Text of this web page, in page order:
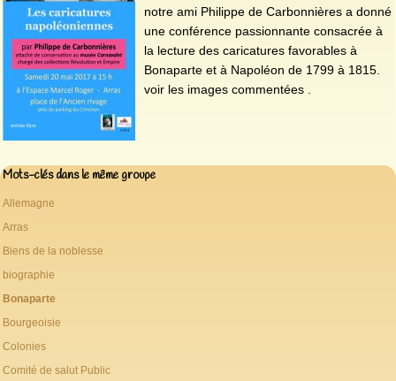
notre ami Philippe de Carbonnières a donné
une conférence passionnante consacrée à
la lecture des caricatures favorables à
Bonaparte et à Napoléon de 1799 à 1815.
voir les images commentées .
Mots-clés dans le même groupe
Allemagne
Arras
Biens de la noblesse
biographie
Bonaparte
Bourgeoisie
Colonies
Comité de salut Public